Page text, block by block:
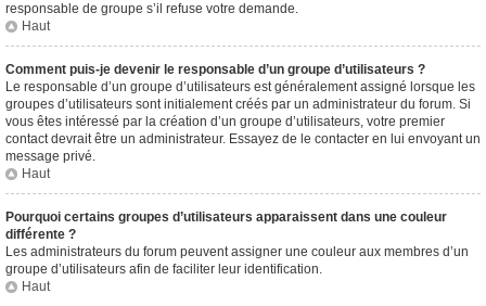
responsable de groupe s’il refuse votre demande.
Haut
Comment puis-je devenir le responsable d’un groupe d’utilisateurs ?
Le responsable d’un groupe d’utilisateurs est généralement assigné lorsque les
groupes d’utilisateurs sont initialement créés par un administrateur du forum. Si
vous êtes intéressé par la création d’un groupe d’utilisateurs, votre premier
contact devrait être un administrateur. Essayez de le contacter en lui envoyant un
message privé.
Haut
Pourquoi certains groupes d’utilisateurs apparaissent dans une couleur
différente ?
Les administrateurs du forum peuvent assigner une couleur aux membres d’un
groupe d’utilisateurs afin de faciliter leur identification.
Haut